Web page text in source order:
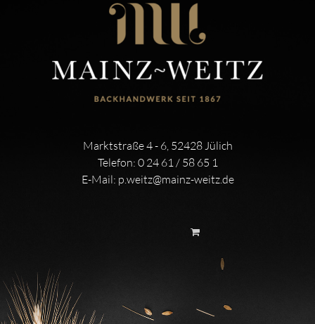
Marktstraße 4 - 6, 52428 Jülich
Telefon: 0 24 61 / 58 65 1
E-Mail: p.weitz@mainz-weitz.de